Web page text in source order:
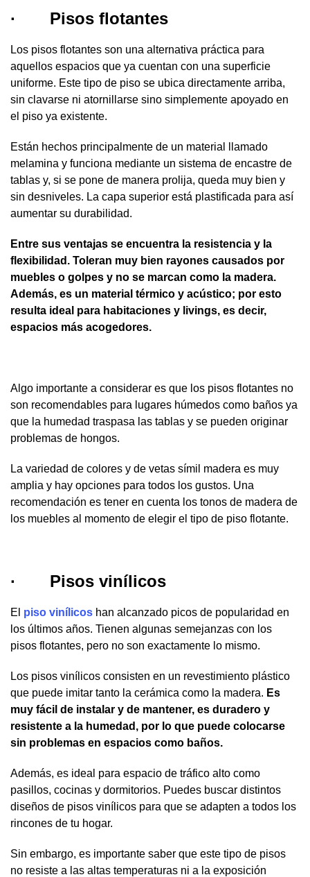
· Pisos flotantes
Los pisos flotantes son una alternativa práctica para
aquellos espacios que ya cuentan con una superficie
uniforme. Este tipo de piso se ubica directamente arriba,
sin clavarse ni atornillarse sino simplemente apoyado en
el piso ya existente.
Están hechos principalmente de un material llamado
melamina y funciona mediante un sistema de encastre de
tablas y, si se pone de manera prolija, queda muy bien y
sin desniveles. La capa superior está plastificada para así
aumentar su durabilidad.
Entre sus ventajas se encuentra la resistencia y la
flexibilidad. Toleran muy bien rayones causados por
muebles o golpes y no se marcan como la madera.
Además, es un material térmico y acústico; por esto
resulta ideal para habitaciones y livings, es decir,
espacios más acogedores.
Algo importante a considerar es que los pisos flotantes no
son recomendables para lugares húmedos como baños ya
que la humedad traspasa las tablas y se pueden originar
problemas de hongos.
La variedad de colores y de vetas símil madera es muy
amplia y hay opciones para todos los gustos. Una
recomendación es tener en cuenta los tonos de madera de
los muebles al momento de elegir el tipo de piso flotante.
· Pisos vinílicos
El piso vinílicos han alcanzado picos de popularidad en
los últimos años. Tienen algunas semejanzas con los
pisos flotantes, pero no son exactamente lo mismo.
Los pisos vinílicos consisten en un revestimiento plástico
que puede imitar tanto la cerámica como la madera. Es
muy fácil de instalar y de mantener, es duradero y
resistente a la humedad, por lo que puede colocarse
sin problemas en espacios como baños.
Además, es ideal para espacio de tráfico alto como
pasillos, cocinas y dormitorios. Puedes buscar distintos
diseños de pisos vinílicos para que se adapten a todos los
rincones de tu hogar.
Sin embargo, es importante saber que este tipo de pisos
no resiste a las altas temperaturas ni a la exposición